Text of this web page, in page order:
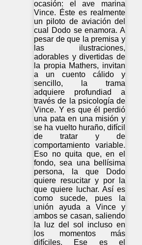
ocasión: el ave marina
Vince. Éste es realmente
un piloto de aviación del
cual Dodo se enamora. A
pesar de que la premisa y
las ilustraciones,
adorables y divertidas de
la propia Mathers, invitan
a un cuento cálido y
sencillo, la trama
adquiere profundiad a
través de la psicología de
Vince. Y es que él perdió
una pata en una misión y
se ha vuelto huraño, difícil
de tratar y de
comportamiento variable.
Eso no quita que, en el
fondo, sea una bellísima
persona, la que Dodo
quiere resucitar y por la
que quiere luchar. Así es
como sucede, pues la
unión ayuda a Vince y
ambos se casan, saliendo
la luz del sol incluso en
los momentos más
difíciles. Ese es el